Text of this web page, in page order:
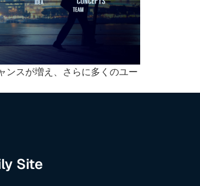
ンスが増え、さらに多くのユー
Site